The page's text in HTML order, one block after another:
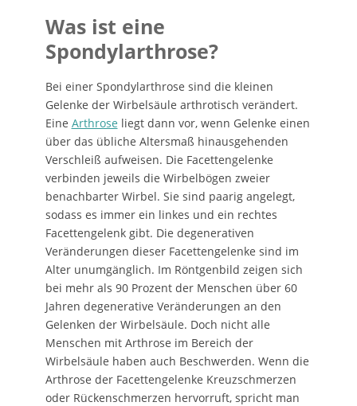
Was ist eine
Spondylarthrose?
Bei einer Spondylarthrose sind die kleinen
Gelenke der Wirbelsäule arthrotisch verändert.
Eine Arthrose liegt dann vor, wenn Gelenke einen
über das übliche Altersmaß hinausgehenden
Verschleiß aufweisen. Die Facettengelenke
verbinden jeweils die Wirbelbögen zweier
benachbarter Wirbel. Sie sind paarig angelegt,
sodass es immer ein linkes und ein rechtes
Facettengelenk gibt. Die degenerativen
Veränderungen dieser Facettengelenke sind im
Alter unumgänglich. Im Röntgenbild zeigen sich
bei mehr als 90 Prozent der Menschen über 60
Jahren degenerative Veränderungen an den
Gelenken der Wirbelsäule. Doch nicht alle
Menschen mit Arthrose im Bereich der
Wirbelsäule haben auch Beschwerden. Wenn die
Arthrose der Facettengelenke Kreuzschmerzen
oder Rückenschmerzen hervorruft, spricht man